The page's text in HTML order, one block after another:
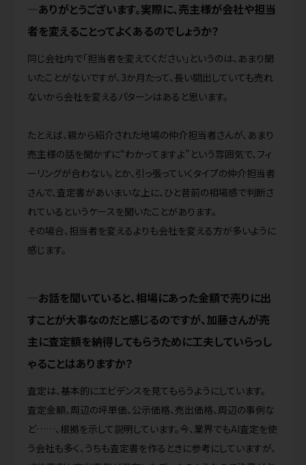
ありがとうございます。実際に、売主様が会社や担当
者を変えることってよくあるのでしょうか？
同じ会社内で「担当者を変えてください」というのは、あまり聞
いたことがないですが、3か月たって、長い間出していても売れ
ないから会社を変えるパターンはあると思います。
たとえば、親から紹介された地場の仲介担当者さんが、あまり
売主様の話を聞かずに“わかってますよ”という雰囲気で、フィ
ーリングが合わない。とか、引っ張っていくタイプの仲介担当者
さんで、査定書があいまいな上に、ひと昔前の相場感で判断さ
れているというケースを聞いたことがあります。
その場合、担当者を変えるよりも会社を変える方が多いように
感じます。
お話を聞いていると、相場にあった金額で売りに出
すことが大事なのだと感じるのですが、加藤さんが売
主に査定額を納得してもらうために工夫していらっし
ゃることはありますか？
査定は、基本的にエビデンスを見てもらうようにしています。
査定金額、周辺の坪単価、公示価格、売出価格、周辺の事例な
ど……、根拠を示して説明しています。今、業界でもAI査定を使
う会社も多く、うちも査定書を作るときに参考にしていますが、